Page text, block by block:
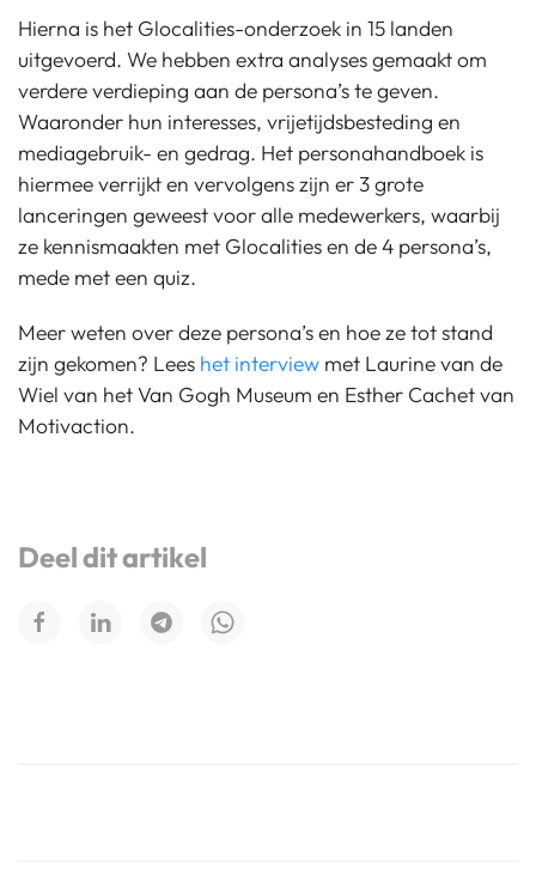
Hierna is het Glocalities-onderzoek in 15 landen
uitgevoerd. We hebben extra analyses gemaakt om
verdere verdieping aan de persona’s te geven.
Waaronder hun interesses, vrijetijdsbesteding en
mediagebruik- en gedrag. Het personahandboek is
hiermee verrijkt en vervolgens zijn er 3 grote
lanceringen geweest voor alle medewerkers, waarbij
ze kennismaakten met Glocalities en de 4 persona’s,
mede met een quiz.
Meer weten over deze persona’s en hoe ze tot stand
zijn gekomen? Lees het interview met Laurine van de
Wiel van het Van Gogh Museum en Esther Cachet van
Motivaction.
Deel dit artikel